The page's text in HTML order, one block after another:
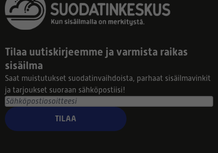
Tilaa uutiskirjeemme ja varmista raikas
sisäilma
Saat muistutukset suodatinvaihdoista, parhaat sisäilmavinkit
ja tarjoukset suoraan sähköpostiisi!
TILAA